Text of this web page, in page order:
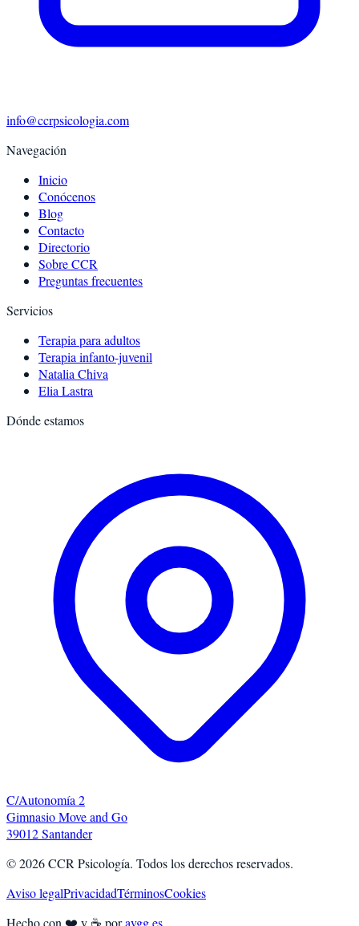
info@ccrpsicologia.com
Navegación
Inicio
Conócenos
Blog
Contacto
Directorio
Sobre CCR
Preguntas frecuentes
Servicios
Terapia para adultos
Terapia infanto-juvenil
Natalia Chiva
Elia Lastra
Dónde estamos
C/Autonomía 2
Gimnasio Move and Go
39012 Santander
©2026CCR Psicología. Todos los derechos reservados.
Aviso legalPrivacidadTérminosCookies
Hecho con ❤️ y ☕ poravgg.es